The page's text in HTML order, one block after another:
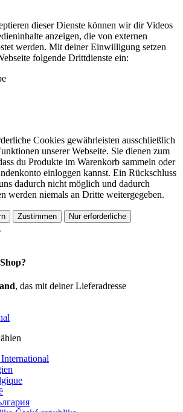
dieser Dienste können wir dir Videos
anzeigen, die von externen
werden. Mit deiner Einwilligung setzen
folgende Drittdienste ein:
Cookies gewährleisten ausschließlich
unserer Webseite. Sie dienen zum
du Produkte im Warenkorb sammeln oder
einloggen kannst. Ein Rückschluss
dadurch nicht möglich und dadurch
werden niemals an Dritte weitergegeben.
Zustimmen Nur erforderliche
, das mit deiner Lieferadresse
International